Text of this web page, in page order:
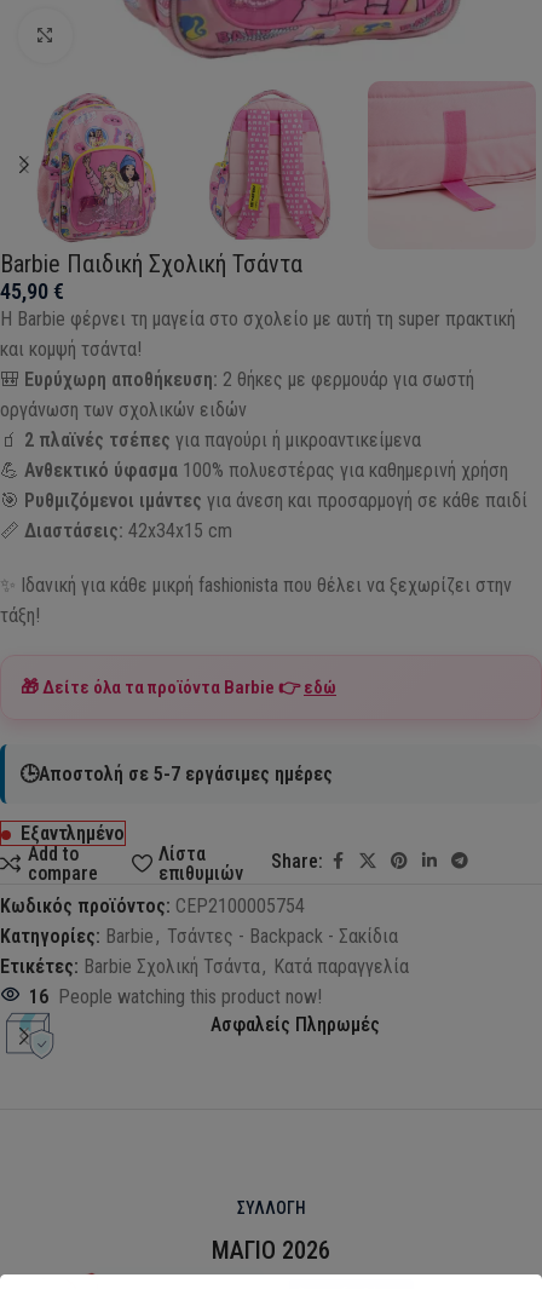
Click to enlarge
Barbie Παιδική Σχολική Τσάντα
45,90€
Η Barbie φέρνει τη μαγεία στο σχολείο με αυτή τη super πρακτική
και κομψή τσάντα!
🎒 Ευρύχωρη αποθήκευση: 2 θήκες με φερμουάρ για σωστή
οργάνωση των σχολικών ειδών
🧃 2 πλαϊνές τσέπες για παγούρι ή μικροαντικείμενα
💪 Ανθεκτικό ύφασμα 100% πολυεστέρας για καθημερινή χρήση
🎯 Ρυθμιζόμενοι ιμάντες για άνεση και προσαρμογή σε κάθε παιδί
📏 Διαστάσεις: 42x34x15 cm
✨ Ιδανική για κάθε μικρή fashionista που θέλει να ξεχωρίζει στην
τάξη!
🎁 Δείτε όλα τα προϊόντα Barbie 👉εδώ
🕒Αποστολή σε 5-7 εργάσιμες ημέρες
Εξαντλημένο
Add to
compare
Λίστα
επιθυμιών
Share:
Κωδικός προϊόντος: CEP2100005754
Κατηγορίες: Barbie , Τσάντες - Backpack - Σακίδια
Ετικέτες: Barbie Σχολική Τσάντα, Κατά παραγγελία
16 People watching this product now!
Ασφαλείς Πληρωμές
ΣΥΛΛΟΓΗ
ΜΑΓΙΟ 2026